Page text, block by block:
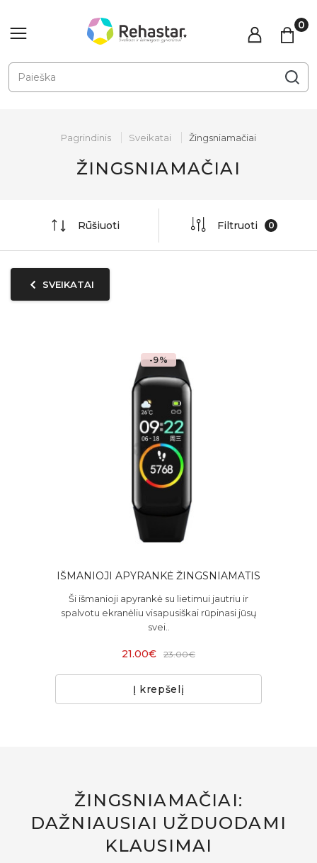
Pagrindinis Sveikatai Žingsniamačiai
ŽINGSNIAMAČIAI
Rūšiuoti Filtruoti
SVEIKATAI
-9%
IŠMANIOJI APYRANKĖ ŽINGSNIAMATIS
Ši išmanioji apyrankė su lietimui jautriu ir
spalvotu ekranėliu visapusiškai rūpinasi jūsų
svei..
21.00€ 23.00€
Į krepšelį
ŽINGSNIAMAČIAI:
DAŽNIAUSIAI UŽDUODAMI
KLAUSIMAI